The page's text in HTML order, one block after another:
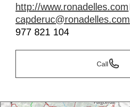
http://www.ronadelles.com
capderuc@ronadelles.com
977 821 104
Call